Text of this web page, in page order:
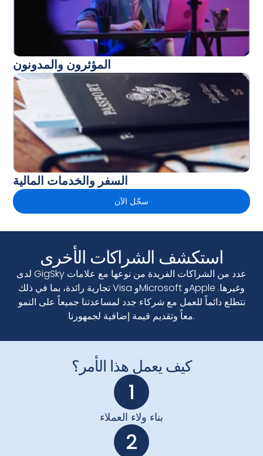
المؤثرون والمدونون
السفر والخدمات المالية
سجّل الآن
استكشف الشراكات الأخرى
لدى GigSky عدد من الشراكات الفريدة من نوعها مع علامات
تجارية رائدة، بما في ذلك Visa وMicrosoft وApple وغيرها.
نتطلع دائماً للعمل مع شركاء جدد لمساعدتنا جميعاً على النمو
معاً وتقديم قيمة إضافية لجمهورنا.
كيف يعمل هذا الأمر؟
1
بناء ولاء العملاء
2